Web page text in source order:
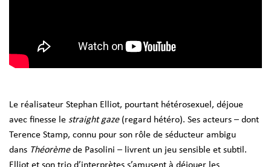
Le réalisateur Stephan Elliot, pourtant hétérosexuel, déjoue
avec finesse le straight gaze(regard hétéro). Ses acteurs – dont
Terence Stamp, connu pour son rôle de séducteur ambigu
dans Théorème de Pasolini – livrent un jeu sensible et subtil.
Elliot et son trio d’interprètes s’amusent à déjouer les